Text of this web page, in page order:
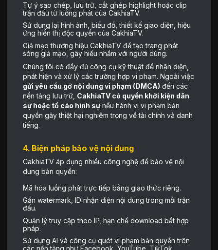
Tự ý sao chép, lưu trữ, cắt ghép highlight hoặc clip
trận đấu từ luồng phát của CakhiaTV.
Sử dụng lại hình ảnh, biểu đồ, thiết kế giao diện, hiệu
ứng hiển thị độc quyền của CakhiaTV.
Giả mạo thương hiệu CakhiaTV để tạo trang phát
sóng giả mạo, gây hiểu nhầm với người dùng.
Chúng tôi có đầy đủ công cụ kỹ thuật để nhận diện,
phát hiện và xử lý các trường hợp vi phạm. Ngoài việc
gửi yêu cầu gỡ nội dung vi phạm (DMCA) đến các
nền tảng lưu trữ, CakhiaTV có quyền khởi kiện dân
sự hoặc tố cáo hình sự nếu hành vi vi phạm bản
quyền gây thiệt hại nghiêm trọng về tài chính và danh
tiếng.
4. Biện pháp bảo vệ nội dung
CakhiaTV áp dụng nhiều công nghệ để bảo vệ nội
dung bản quyền:
Mã hóa luồng phát trực tiếp bằng giao thức riêng.
Gắn watermark, ID nhận diện nội dung trong mỗi trận
đấu.
Quản lý truy cập theo IP, hạn chế download bất hợp
pháp.
Sử dụng AI và công cụ quét vi phạm bản quyền trên